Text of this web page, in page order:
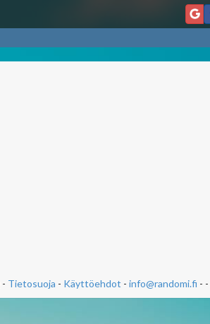
- Tietosuoja - Käyttöehdot - info@randomi.fi - -